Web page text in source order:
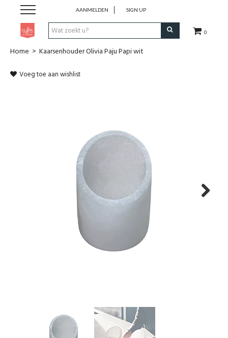
0
AANMELDEN SIGN UP
Pen & Papier
Cadeaubon
Home > Kaarsenhouder Olivia Paju Papi wit
Voeg toe aan wishlist